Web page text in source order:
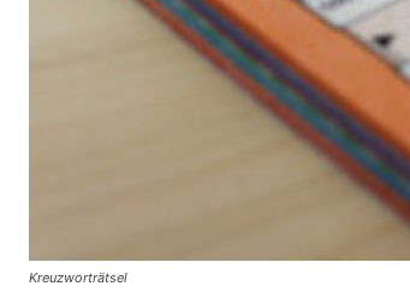
Kreuzworträtsel